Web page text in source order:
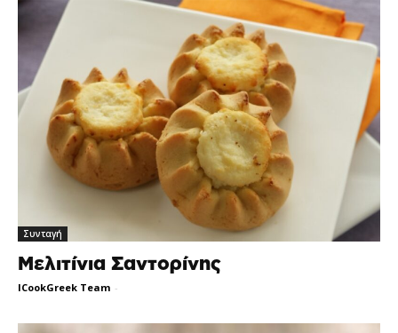
Συνταγή
Μελιτίνια Σαντορίνης
ICookGreek Team -